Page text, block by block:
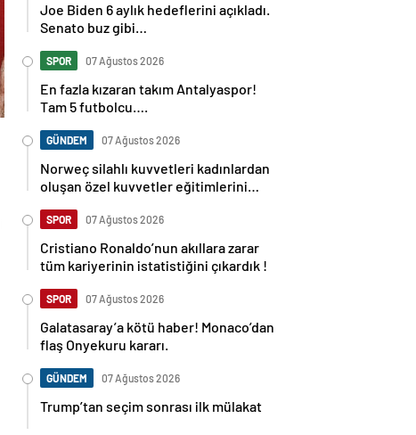
Joe Biden 6 aylık hedeflerini açıkladı.
Senato buz gibi…
SPOR 07 Ağustos 2026
En fazla kızaran takım Antalyaspor!
Tam 5 futbolcu….
GÜNDEM 07 Ağustos 2026
Norweç silahlı kuvvetleri kadınlardan
oluşan özel kuvvetler eğitimlerini
SPOR 07 Ağustos 2026
Cristiano Ronaldo’nun akıllara zarar
tüm kariyerinin istatistiğini çıkardık !
SPOR 07 Ağustos 2026
Galatasaray’a kötü haber! Monaco’dan
flaş Onyekuru kararı.
GÜNDEM 07 Ağustos 2026
Trump’tan seçim sonrası ilk mülakat